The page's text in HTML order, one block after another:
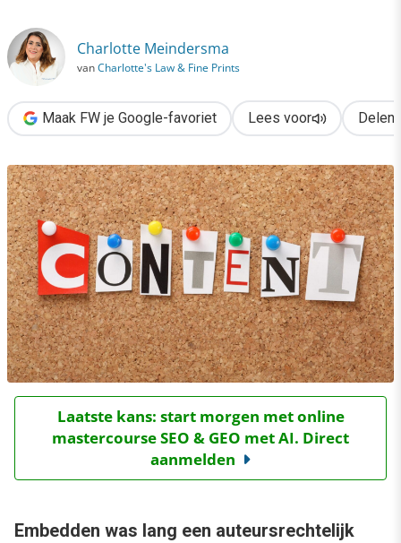
Charlotte Meindersma
vanCharlotte's Law & Fine Prints
Maak FW je Google-favoriet Lees voor Delen
Laatste kans: start morgen met online
mastercourse SEO & GEO met AI. Direct
aanmelden
Embedden was lang een auteursrechtelijk